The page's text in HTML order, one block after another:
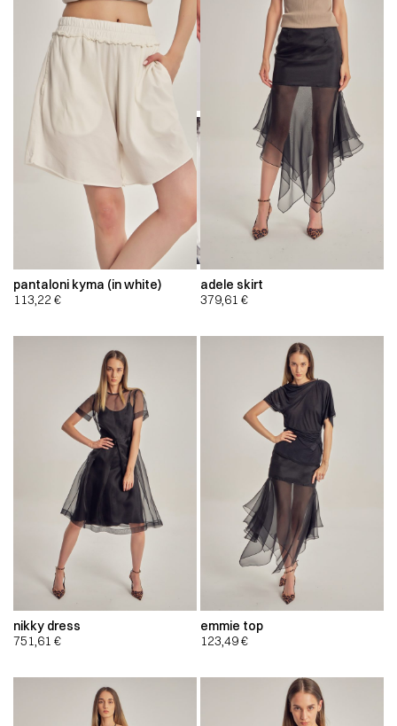
pantaloni kyma (in white)
113,22 €
adele skirt
379,61 €
nikky dress
751,61 €
emmie top
123,49€